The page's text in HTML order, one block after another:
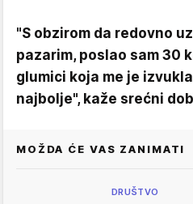
"S obzirom da redovno
pazarim, poslao sam 30
glumici koja me je
najbolje", kaže srećni
MOŽDA ĆE VAS ZANIMATI
DRUŠTVO